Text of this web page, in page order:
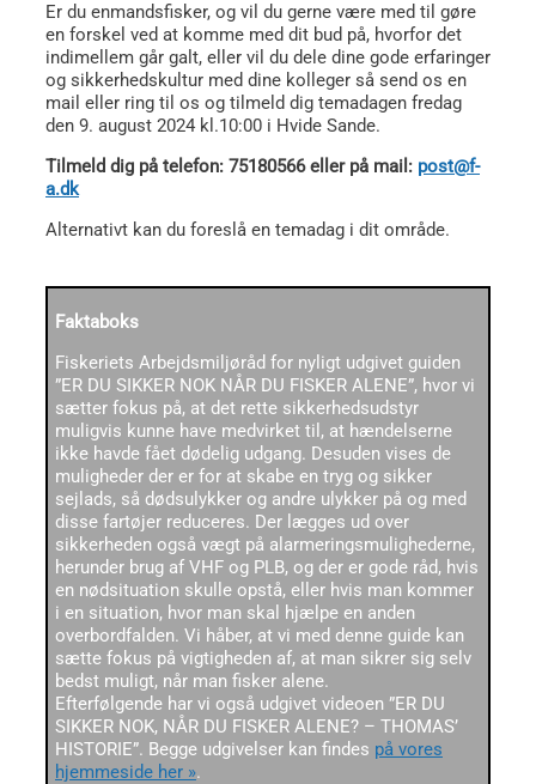
Er du enmandsfisker, og vil du gerne være med til gøre
en forskel ved at komme med dit bud på, hvorfor det
indimellem går galt, eller vil du dele dine gode erfaringer
og sikkerhedskultur med dine kolleger så send os en
mail eller ring til os og tilmeld dig temadagen fredag
den 9. august 2024 kl.10:00 i Hvide Sande.
Tilmeld dig på telefon: 75180566 eller på mail: post@f-
a.dk
Alternativt kan du foreslå en temadag i dit område.
Faktaboks
Fiskeriets Arbejdsmiljøråd for nyligt udgivet guiden
”ER DU SIKKER NOK NÅR DU FISKER ALENE”, hvor vi
sætter fokus på, at det rette sikkerhedsudstyr
muligvis kunne have medvirket til, at hændelserne
ikke havde fået dødelig udgang. Desuden vises de
muligheder der er for at skabe en tryg og sikker
sejlads, så dødsulykker og andre ulykker på og med
disse fartøjer reduceres. Der lægges ud over
sikkerheden også vægt på alarmeringsmulighederne,
herunder brug af VHF og PLB, og der er gode råd, hvis
en nødsituation skulle opstå, eller hvis man kommer
i en situation, hvor man skal hjælpe en anden
overbordfalden. Vi håber, at vi med denne guide kan
sætte fokus på vigtigheden af, at man sikrer sig selv
bedst muligt, når man fisker alene.
Efterfølgende har vi også udgivet videoen ”ER DU
SIKKER NOK, NÅR DU FISKER ALENE? – THOMAS’
HISTORIE”. Begge udgivelser kan findes på vores
hjemmeside her ».